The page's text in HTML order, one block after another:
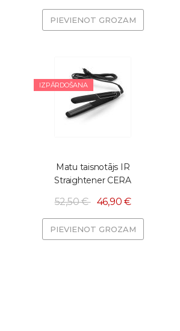
PIEVIENOT GROZAM
Matu taisnotājs IR
Straightener CERA
IZPĀRDOŠANA
52,50 € 46,90 €
PIEVIENOT GROZAM